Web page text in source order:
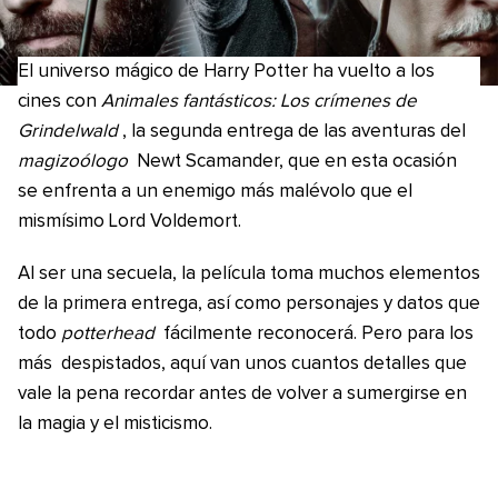
El universo mágico de Harry Potter ha vuelto a los
cines con Animales fantásticos: Los crímenes de
Grindelwald , la segunda entrega de las aventuras del
magizoólogo
Newt Scamander, que en esta ocasión
se enfrenta a un enemigo más malévolo que el
mismísimo Lord Voldemort.
Al ser una secuela, la película toma muchos elementos
de la primera entrega, así como personajes y datos que
todo potterhead fácilmente reconocerá. Pero para los
más despistados, aquí van unos cuantos detalles que
vale la pena recordar antes de volver a sumergirse en
la magia y el misticismo.